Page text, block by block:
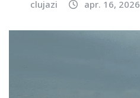
clujazi apr. 16, 2026